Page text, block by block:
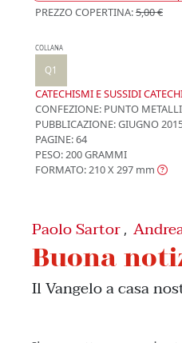
PREZZO COPERTINA:5,00 €
COLLANA
Q1
CATECHISMI E SUSSIDI
CONFEZIONE: PUNTO
PUBBLICAZIONE:GIUGNO
PAGINE: 64
PESO: 200 GRAMMI
FORMATO: 210 X 297 mm
Paolo Sartor ,
Buona
Il Vangelo a casa